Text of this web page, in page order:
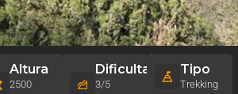
Altura
2500
Dificultad
3/5
Tipo
Trekking